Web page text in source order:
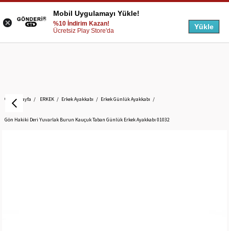
Anasayfa ERKEK Erkek Ayakkabı Erkek Günlük Ayakkabı
Gön Hakiki Deri Yuvarlak Burun Kauçuk Taban Günlük Erkek Ayakkabı 01032
Mobil Uygulamayı Yükle!
%10 İndirim Kazan!
Ücretsiz Play Store'da
Yükle